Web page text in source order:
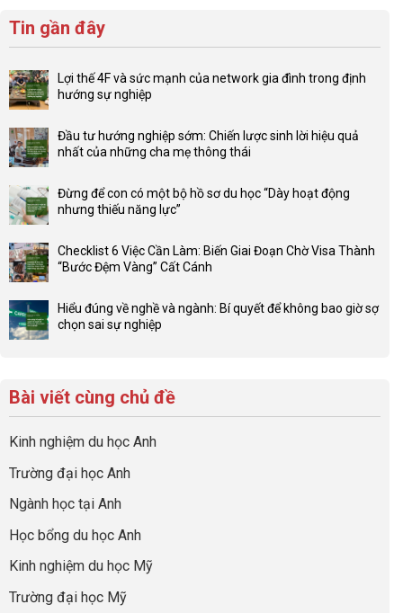
Tin gần đây
Lợi thế 4F và sức mạnh của network gia đình trong định
hướng sự nghiệp
bình
luận
Lợi
thế
sức
mạnh
network
gia
đình
sự
nghiệp
Đầu tư hướng nghiệp sớm: Chiến lược sinh lời hiệu quả
nhất của những cha mẹ thông thái
bình
luận
Đầu
tư
sớm:
Chiến
hiệu
quả
của
cha
thông
Đừng để con có một bộ hồ sơ du học “Dày hoạt động
nhưng thiếu năng lực”
bình
luận
Đừng
để
hồ
sơ
du
học
“Dày
hoạt
động
nhưng
thiếu
năng
lực”
Checklist 6 Việc Cần Làm: Biến Giai Đoạn Chờ Visa Thành
“Bước Đệm Vàng” Cất Cánh
bình
luận
Việc
Biến
Đoạn
Visa
“Bước
Vàng”
Cất
Cánh
Hiểu đúng về nghề và ngành: Bí quyết để không bao giờ sợ
chọn sai sự nghiệp
luận
ở
Hiểu
đúng
nghề
và
ngành:
quyết
không
giờ
Bài viết cùng chủ đề
Kinh nghiệm du học Anh
Trường đại học Anh
Ngành học tại Anh
Học bổng du học Anh
Kinh nghiệm du học Mỹ
Trường đại học Mỹ